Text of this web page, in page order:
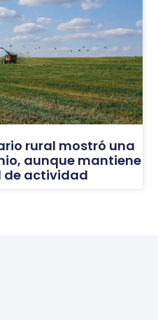
rural mostró una
aunque mantiene
de actividad